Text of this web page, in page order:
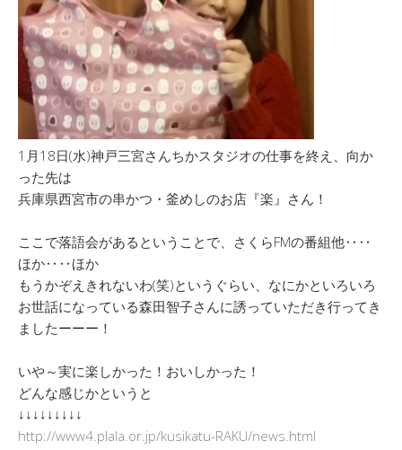
1月18日(水)神戸三宮さんちかスタジオの仕事を終え、向か
った先は
兵庫県西宮市の串かつ・釜めしのお店『楽』さん！
ここで落語会があるということで、さくらFMの番組他‥‥
ほか‥‥ほか
もうかぞえきれないわ(笑)というぐらい、なにかといろいろ
お世話になっている森田智子さんに誘っていただき行ってき
ましたーーー！
いや～実に楽しかった！おいしかった！
どんな感じかというと
↓↓↓↓↓↓↓↓↓
http://www4.plala.or.jp/kusikatu-RAKU/news.html